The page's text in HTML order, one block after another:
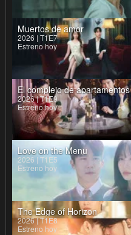
Muertos de amor
2026 | T1E7
Estreno hoy
El complejo de apartamentos
2026 | T1E9
Estreno hoy
Love on the Menu
2026 | T1E5
Estreno hoy
The Edge of Horizon
2026 | T1E8
Estreno hoy